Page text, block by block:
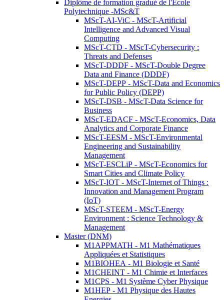
Diplôme de formation gradué de l'Ecole
Polytechnique -MSc&T
MScT-AI-ViC - MScT-Artificial
Intelligence and Advanced Visual
Computing
MScT-CTD - MScT-Cybersecurity :
Threats and Defenses
MScT-DDDF - MScT-Double Degree
Data and Finance (DDDF)
MScT-DEPP - MScT-Data and Economics
for Public Policy (DEPP)
MScT-DSB - MScT-Data Science for
Business
MScT-EDACF - MScT-Economics, Data
Analytics and Corporate Finance
MScT-EESM - MScT-Environmental
Engineering and Sustainability
Management
MScT-ESCLiP - MScT-Economics for
Smart Cities and Climate Policy
MScT-IOT - MScT-Internet of Things :
Innovation and Management Program
(IoT)
MScT-STEEM - MScT-Energy
Environment : Science Technology &
Management
Master (DNM)
M1APPMATH - M1 Mathématiques
Appliquées et Statistiques
M1BIOHEA - M1 Biologie et Santé
M1CHEINT - M1 Chimie et Interfaces
M1CPS - M1 Système Cyber Physique
M1HEP - M1 Physique des Hautes